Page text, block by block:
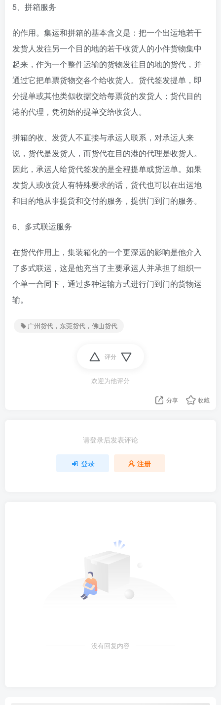
5、拼箱服务
的作用。集运和拼箱的基本含义是：把一个出运地若干
发货人发往另一个目的地的若干收货人的小件货物集中
起来，作为一个整件运输的货物发往目的地的货代，并
通过它把单票货物交各个给收货人。货代签发提单，即
分提单或其他类似收据交给每票货的发货人；货代目的
港的代理，凭初始的提单交给收货人。
拼箱的收、发货人不直接与承运人联系，对承运人来
说，货代是发货人，而货代在目的港的代理是收货人。
因此，承运人给货代签发的是全程提单或货运单。如果
发货人或收货人有特殊要求的话，货代也可以在出运地
和目的地从事提货和交付的服务，提供门到门的服务。
6、多式联运服务
在货代作用上，集装箱化的一个更深远的影响是他介入
了多式联运，这是他充当了主要承运人并承担了组织一
个单一合同下，通过多种运输方式进行门到门的货物运
输。
广州货代，东莞货代，佛山货代
评分
欢迎为他评分
分享 收藏
请登录后发表评论
登录 注册
没有回复内容